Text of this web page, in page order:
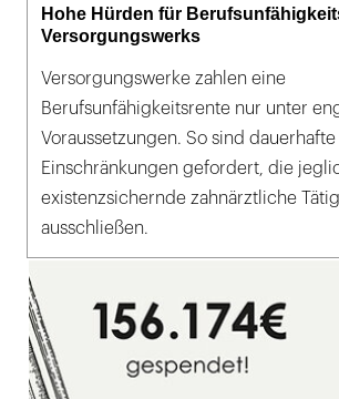
Hohe Hürden für
Versorgungswerks
Versorgungswerke zahlen eine
Berufsunfähigkeitsrente nur unter
Voraussetzungen. So sind dauerhafte
Einschränkungen gefordert, die
existenzsichernde zahnärztliche
ausschließen.